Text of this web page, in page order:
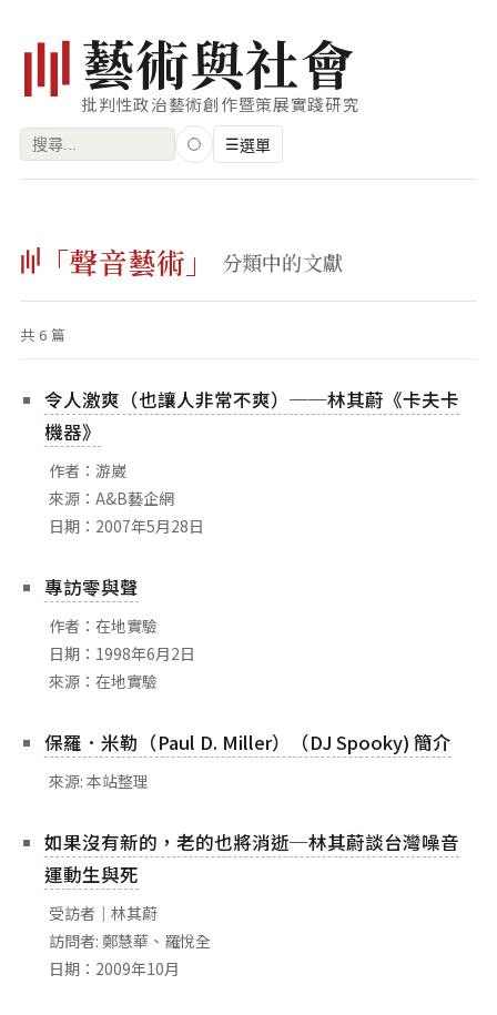
藝術與社會
批判性政治藝術創作暨策展實踐研究
搜
字:
☰選單
藝術家
創作類型
專題
索引
關鍵字
標籤雲
相關網站
關於本站
團隊成員
出版品
「聲音藝術」 分類中的文獻
共 6 篇
令人激爽（也讓人非常不爽）──林其蔚《卡夫卡
機器》
作者：游崴
來源：A&B藝企網
日期：2007年5月28日
專訪零與聲
作者：在地實驗
日期：1998年6月2日
來源：在地實驗
保羅．米勒（Paul D. Miller）（DJ Spooky) 簡介
來源: 本站整理
如果沒有新的，老的也將消逝─林其蔚談台灣噪音
運動生與死
受訪者｜林其蔚
訪問者: 鄭慧華、羅悅全
日期：2009年10月